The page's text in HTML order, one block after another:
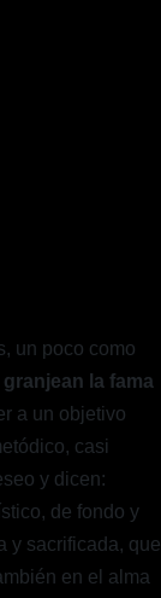
un poco como
la fama
a un objetivo
casi
y dicen:
de fondo y
y sacrificada, que
en el alma